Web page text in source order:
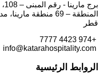
قطر
+974 4423 7777
info@katarahospitality.com
الروابط الرئيسية